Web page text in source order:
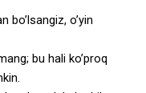
bo’lsangiz, o’yin
bu hali ko’proq